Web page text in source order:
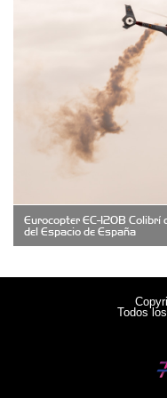
Casa Berta
Clima Castelar
Cubanico´s
Denisi
Eurocopter EC-120B Colibrí
del Espacio de España
Todos